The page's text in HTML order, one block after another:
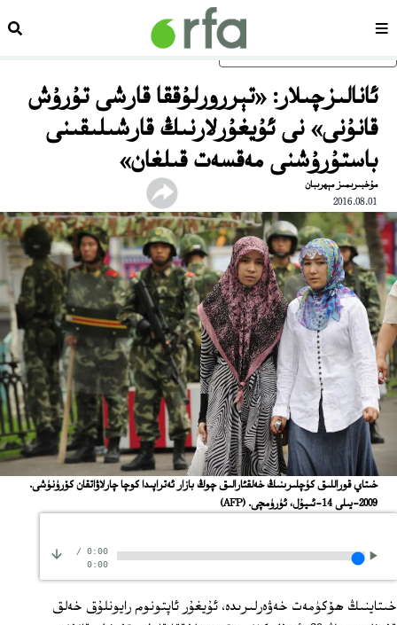
ئاساسلىق مەزمۇنغا ئاتلاڭسەھىپە
ئانالىزچىلار: «تېررورلۇققا قارشى تۇرۇش
قانۇنى» نى ئۇيغۇرلارنىڭ قارشىلىقىنى
باستۇرۇشنى مەقسەت قىلغان»
مۇخبىرىمىز مېھرىبان
2016.08.01
خىتاي قوراللىق كۈچلىرىنىڭ خەلقئارالىق چوڭ بازار ئەتراپىدا كوچا چارلاۋاتقان كۆرۈنۈشى.
2009-يىلى 14-ئىيۇل، ئۈرۈمچى.
(AFP)
0:00
/
0:00
خىتاينىڭ ھۆكۈمەت خەۋەرلىرىدە، ئۇيغۇر ئاپتونوم رايونلۇق خەلق